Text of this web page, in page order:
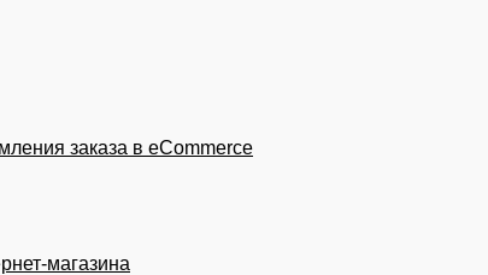
заказа в eCommerce
магазина